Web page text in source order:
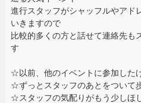
進行スタッフがシャッフルやアド
いきますので
比較的多くの方と話せて連絡先も
す
☆以前、他のイベントに参加した
☆ずっとスタッフのあとをついて
☆スタッフの気配りがもう少しほ